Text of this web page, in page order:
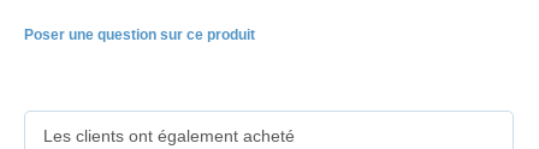
Poser une question sur ce produit
Les clients ont également acheté